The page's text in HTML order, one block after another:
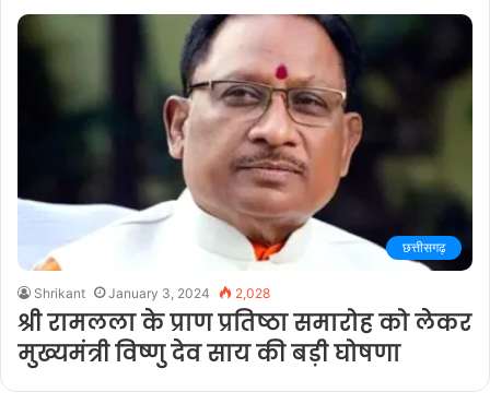
छत्तीसगढ़
Shrikant January 3, 2024 2,028
श्री रामलला के प्राण प्रतिष्ठा समारोह को लेकर
मुख्यमंत्री विष्णु देव साय की बड़ी घोषणा